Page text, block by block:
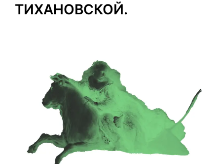
ТИХАНОВСКОЙ.